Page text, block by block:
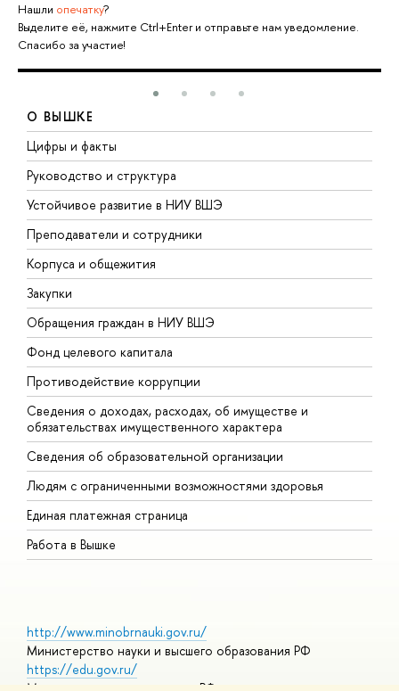
Нашли опечатку?
Выделите её, нажмите Ctrl+Enter и отправьте нам уведомление.
Спасибо за участие!
О ВЫШКЕ
Цифры и факты
Руководство и структура
Устойчивое развитие в НИУ ВШЭ
Преподаватели и сотрудники
Корпуса и общежития
Закупки
Обращения граждан в НИУ ВШЭ
Фонд целевого капитала
Противодействие коррупции
Сведения о доходах, расходах, об имуществе и
обязательствах имущественного характера
Сведения об образовательной организации
Людям с ограниченными возможностями здоровья
Единая платежная страница
Работа в Вышке
http://www.minobrnauki.gov.ru/
Министерство науки и высшего образования РФ
https://edu.gov.ru/